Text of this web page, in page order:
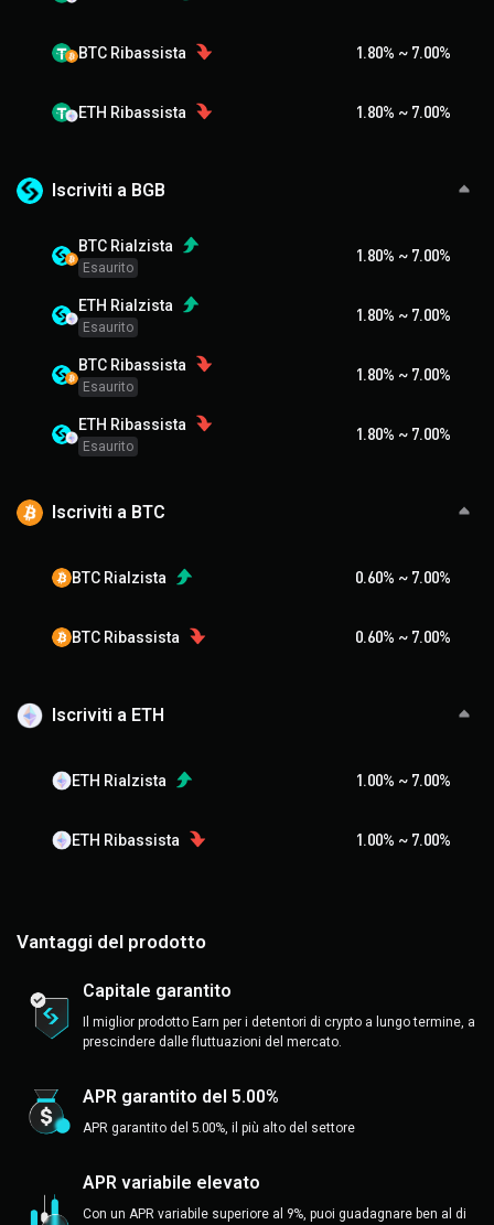
BTC Ribassista 1.80% ~ 7.00%
ETH Ribassista 1.80% ~ 7.00%
Iscriviti a BGB
BTC Rialzista
Esaurito
1.80% ~ 7.00%
ETH Rialzista
Esaurito
1.80% ~ 7.00%
BTC Ribassista
Esaurito
1.80% ~ 7.00%
ETH Ribassista
Esaurito
1.80% ~ 7.00%
Iscriviti a BTC
BTC Rialzista 0.60% ~ 7.00%
BTC Ribassista 0.60% ~ 7.00%
Iscriviti a ETH
ETH Rialzista 1.00% ~ 7.00%
ETH Ribassista 1.00% ~ 7.00%
Vantaggi del prodotto
Capitale garantito
Il miglior prodotto Earn per i detentori di crypto a lungo termine, a
prescindere dalle fluttuazioni del mercato.
APR garantito del 5.00%
APR garantito del 5.00%, il più alto del settore
APR variabile elevato
Con un APR variabile superiore al 9%, puoi guadagnare ben al di